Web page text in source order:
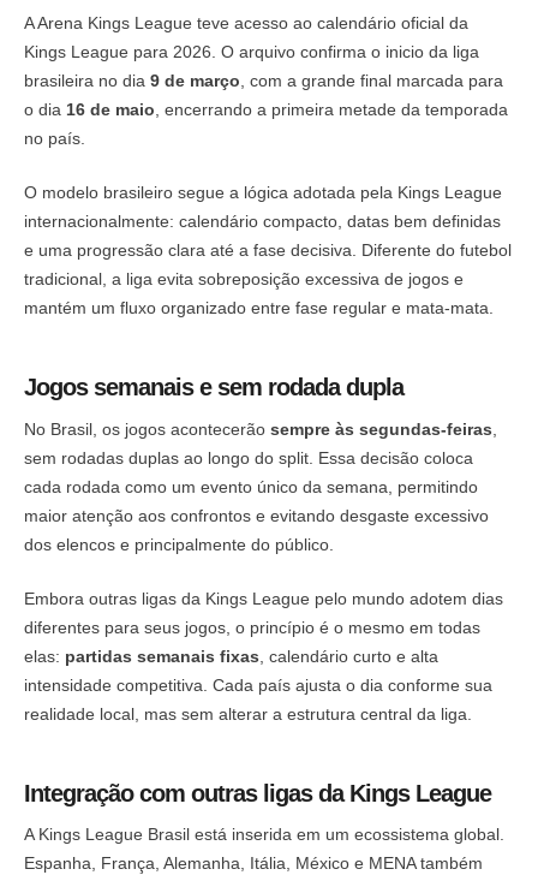
A Arena Kings League teve acesso ao calendário oficial da
Kings League para 2026. O arquivo confirma o inicio da liga
brasileira no dia 9 de março , com a grande final marcada para
o dia 16 de maio , encerrando a primeira metade da temporada
no país.
O modelo brasileiro segue a lógica adotada pela Kings League
internacionalmente: calendário compacto, datas bem definidas
e uma progressão clara até a fase decisiva. Diferente do futebol
tradicional, a liga evita sobreposição excessiva de jogos e
mantém um fluxo organizado entre fase regular e mata-mata.
Jogos semanais e sem rodada dupla
No Brasil, os jogos acontecerão sempre às segundas-feiras
sem rodadas duplas ao longo do split. Essa decisão coloca
cada rodada como um evento único da semana, permitindo
maior atenção aos confrontos e evitando desgaste excessivo
dos elencos e principalmente do público.
Embora outras ligas da Kings League pelo mundo adotem dias
diferentes para seus jogos, o princípio é o mesmo em todas
elas: partidas semanais fixas , calendário curto e alta
intensidade competitiva. Cada país ajusta o dia conforme sua
realidade local, mas sem alterar a estrutura central da liga.
Integração com outras ligas da Kings League
A Kings League Brasil está inserida em um ecossistema global.
Espanha, França, Alemanha, Itália, México e MENA também